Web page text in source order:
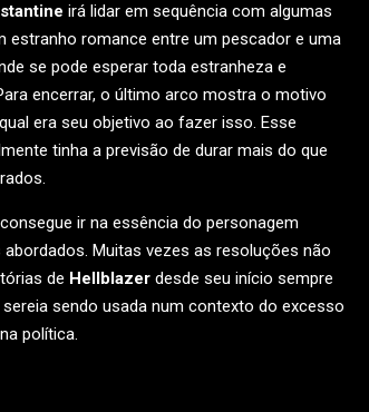
irá lidar em sequência com algumas
estranho romance entre um pescador e uma
se pode esperar toda estranheza e
encerrar, o último arco mostra o motivo
era seu objetivo ao fazer isso. Esse
tinha a previsão de durar mais do que
consegue ir na essência do personagem
Muitas vezes as resoluções não
de Hellblazer desde seu início sempre
sendo usada num contexto do excesso
política.